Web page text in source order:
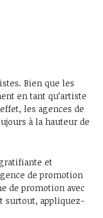
Bien que les
en tant qu’artiste
les agences de
à la hauteur de
et
de promotion
de promotion avec
surtout, appliquez-